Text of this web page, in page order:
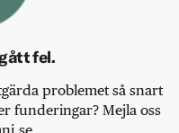
fel.
problemet så snart
funderingar? Mejla oss